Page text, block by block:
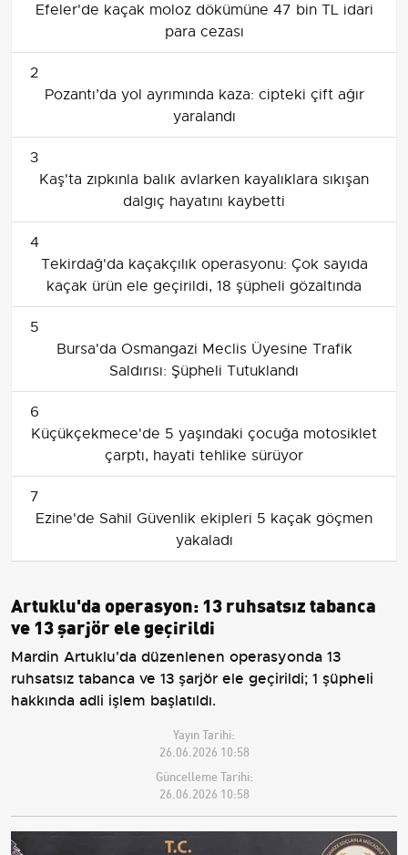
Efeler'de kaçak moloz dökümüne 47 bin TL idari
para cezası
2
Pozantı’da yol ayrımında kaza: cipteki çift ağır
yaralandı
3
Kaş'ta zıpkınla balık avlarken kayalıklara sıkışan
dalgıç hayatını kaybetti
4
Tekirdağ'da kaçakçılık operasyonu: Çok sayıda
kaçak ürün ele geçirildi, 18 şüpheli gözaltında
5
Bursa'da Osmangazi Meclis Üyesine Trafik
Saldırısı: Şüpheli Tutuklandı
6
Küçükçekmece'de 5 yaşındaki çocuğa motosiklet
çarptı, hayati tehlike sürüyor
7
Ezine'de Sahil Güvenlik ekipleri 5 kaçak göçmen
yakaladı
Artuklu'da operasyon: 13 ruhsatsız tabanca
ve 13 şarjör ele geçirildi
Mardin Artuklu'da düzenlenen operasyonda 13
ruhsatsız tabanca ve 13 şarjör ele geçirildi; 1 şüpheli
hakkında adli işlem başlatıldı.
Yayın Tarihi:
26.06.2026 10:58
Güncelleme Tarihi:
26.06.2026 10:58